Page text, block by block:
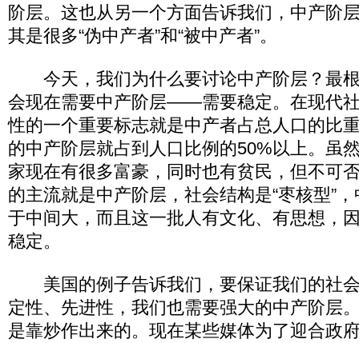
阶层。这也从另一个方面告诉我们，中产阶
其是很多“伪中产者”和“被中产者”。
今天，我们为什么要讨论中产阶层？最
会现在需要中产阶层——需要稳定。在现代
性的一个重要标志就是中产者占总人口的比
的中产阶层就占到人口比例的50%以上。虽
家现在有很多富豪，同时也有贫民，但不可
的主流就是中产阶层，社会结构是“枣核型”
于中间大，而且这一批人有文化、有思想，
稳定。
美国的例子告诉我们，要保证我们的社
定性、先进性，我们也需要强大的中产阶层
是靠炒作出来的。现在某些媒体为了迎合政